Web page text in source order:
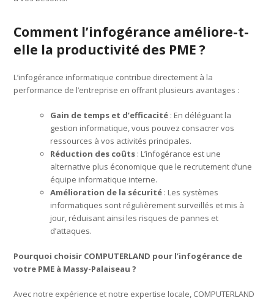
Comment l’infogérance améliore-t-
elle la productivité des PME ?
L’infogérance informatique contribue directement à la
performance de l’entreprise en offrant plusieurs avantages :
Gain de temps et d’efficacité : En déléguant la
gestion informatique, vous pouvez consacrer vos
ressources à vos activités principales.
Réduction des coûts : L’infogérance est une
alternative plus économique que le recrutement d’une
équipe informatique interne.
Amélioration de la sécurité : Les systèmes
informatiques sont régulièrement surveillés et mis à
jour, réduisant ainsi les risques de pannes et
d’attaques.
Pourquoi choisir COMPUTERLAND pour l’infogérance de
votre PME à Massy-Palaiseau ?
Avec notre expérience et notre expertise locale, COMPUTERLAND